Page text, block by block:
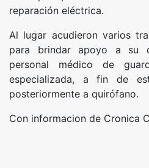
reparación eléctrica.
Al lugar acudieron varios
para brindar apoyo a su
personal médico de
especializada, a fin de
posteriormente a quirófano.
Con informacion de Cronica